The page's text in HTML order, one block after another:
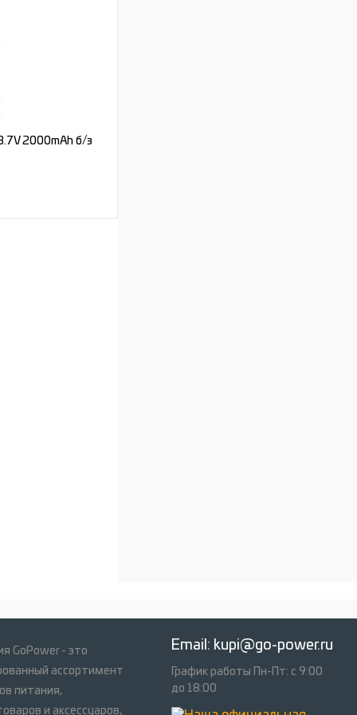
2000mAh б/з
GoPower - это
ассортимент
питания,
и аксессуаров,
Email: kupi@go-power.ru
График работы Пн-Пт: с 9:00
до 18:00